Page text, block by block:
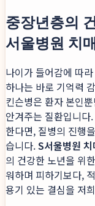
중장년층의
서울병원 치
나이가 들어감에 따
하나는 바로 기억력
킨슨병은 환자 본인
안겨주는 질환입니
한다면, 질병의 진행
습니다.S서울병원 치
의 건강한 노년을 위
워하며 피하기보다,
용기 있는 결심을 저